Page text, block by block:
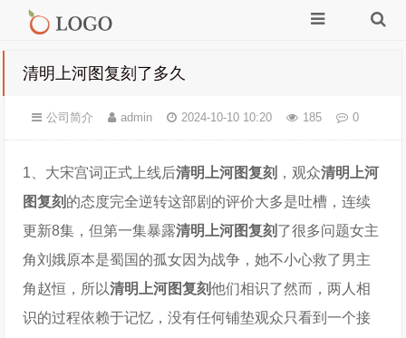
清明上河图复刻了多久
公司简介 admin 2024-10-10 10:20 185 0
1、大宋宫词正式上线后清明上河图复刻 ，观众清明上河
图复刻 的态度完全逆转这部剧的评价大多是吐槽，连续
更新8集，但第一集暴露清明上河图复刻 了很多问题女主
角刘娥原本是蜀国的孤女因为战争，她不小心救了男主
角赵恒，所以清明上河图复刻他们相识了然而，两人相
识的过程依赖于记忆，没有任何铺垫观众只看到一个接